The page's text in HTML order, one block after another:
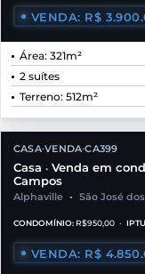
VENDA: R$
Área: 321m²
2 suítes
Terreno: 512m²
CASA•VENDA•CA399
Casa • Venda em
Campos
Alphaville • São José
CONDOMÍNIO: R$950,00 •
VENDA: R$